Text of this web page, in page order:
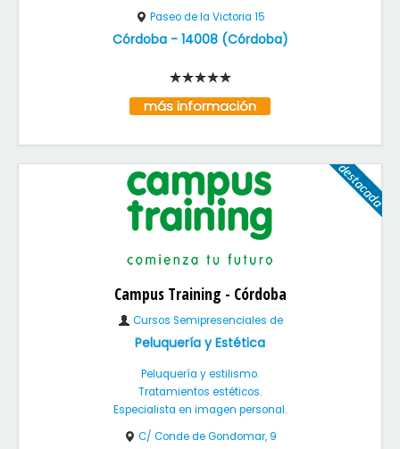
Paseo de la Victoria 15
Córdoba- 14008(Córdoba)
más información
Campus Training - Córdoba
Cursos Semipresenciales de
Peluquería y Estética
Peluquería y estilismo.
Tratamientos estéticos.
Especialista en imagen personal.
C/ Conde de Gondomar, 9